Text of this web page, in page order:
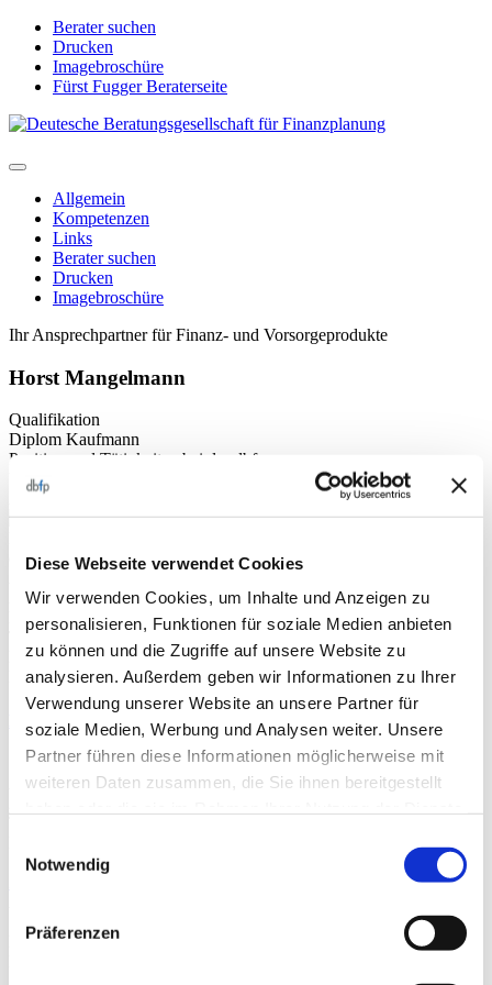
Diese Webseite verwendet Cookies
Wir verwenden Cookies, um Inhalte und Anzeigen zu
personalisieren, Funktionen für soziale Medien anbieten
zu können und die Zugriffe auf unsere Website zu
analysieren. Außerdem geben wir Informationen zu Ihrer
Verwendung unserer Website an unsere Partner für
soziale Medien, Werbung und Analysen weiter. Unsere
Partner führen diese Informationen möglicherweise mit
weiteren Daten zusammen, die Sie ihnen bereitgestellt
Notwendig
Präferenzen
Direkt
zum
Inhalt
Berater suchen
Drucken
Imagebroschüre
Fürst Fugger Beraterseite
Allgemein
Kompetenzen
Links
Berater suchen
Drucken
Imagebroschüre
Ihr Ansprechpartner für Finanz- und Vorsorgeprodukte
Horst Mangelmann
Qualifikation
Diplom Kaufmann
Position und Tätigkeiten bei der dbfp
Vermögensberater und Fachexperte für betriebliche
Altersversorgung
dbfp Deutsche Beratungsgesellschaft für Finanzplanung AG
22147 Hamburg
Deutschland
Telefon:
+49 (0) 40 64891956
Mobil:+49 (0) 171 5000666
E-Mail:horst.mangelmann@dbfp.de
Horst Mangelmann
Alter Zollweg 19
Seit Juli 2012 ist Horst Mangelmann als Vermögensberater und
Fachexperte für die betriebliche Altersversorgung für die dbfp -